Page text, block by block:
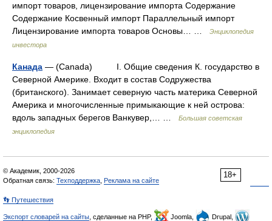
импорт товаров, лицензирование импорта Содержание
Содержание Косвенный импорт Параллельный импорт
Лицензирование импорта товаров Основы… …
Энциклопедия
инвестора
Канада — (Canada) I. Общие сведения К. государство в
Северной Америке. Входит в состав Содружества
(британского). Занимает северную часть материка Северной
Америка и многочисленные примыкающие к ней острова:
вдоль западных берегов Ванкувер,… …
Большая советская
энциклопедия
18+
© Академик, 2000-2026
Обратная связь: Техподдержка Реклама на сайте
👣 Путешествия
Экспорт словарей на сайты , сделанные на PHP, Joomla,
Drupal,